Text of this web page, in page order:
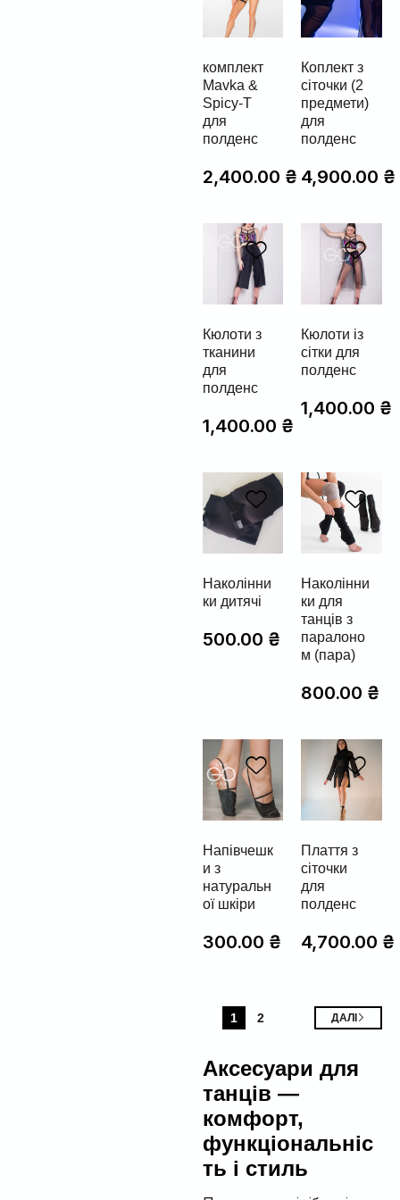
комплект
Mavka &
Spicy-T
для
полденс
2,400.00 ₴
Коплект з
сіточки (2
предмети)
для
полденс
4,900.00 ₴
Кюлоти з
тканини
для
полденс
1,400.00 ₴
Кюлоти із
сітки для
полденс
1,400.00 ₴
Наколінни
ки дитячі
500.00 ₴
Наколінни
ки для
танців з
паралоно
м (пара)
800.00 ₴
Напівчешк
и з
натуральн
ої шкіри
300.00 ₴
Плаття з
сіточки
для
полденс
4,700.00 ₴
1 2 ДАЛІ
Аксесуари для
танців —
комфорт,
функціональніс
ть і стиль